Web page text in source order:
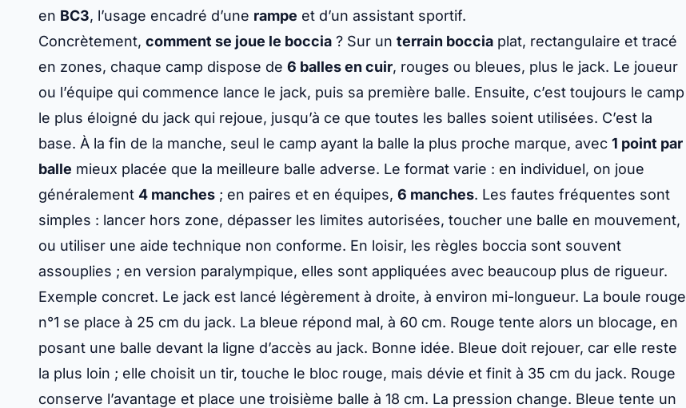
en BC3, l’usage encadré d’une rampe et d’un assistant sportif.
Concrètement, comment se joue le boccia ? Sur un terrain boccia plat, rectangulaire et tracé
en zones, chaque camp dispose de 6 balles en cuir, rouges ou bleues, plus le jack. Le joueur
ou l’équipe qui commence lance le jack, puis sa première balle. Ensuite, c’est toujours le camp
le plus éloigné du jack qui rejoue, jusqu’à ce que toutes les balles soient utilisées. C’est la
base. À la fin de la manche, seul le camp ayant la balle la plus proche marque, avec 1 point par
balle mieux placée que la meilleure balle adverse. Le format varie : en individuel, on joue
généralement 4 manches ; en paires et en équipes, 6 manches. Les fautes fréquentes sont
simples : lancer hors zone, dépasser les limites autorisées, toucher une balle en mouvement,
ou utiliser une aide technique non conforme. En loisir, les règles boccia sont souvent
assouplies ; en version paralympique, elles sont appliquées avec beaucoup plus de rigueur.
Exemple concret. Le jack est lancé légèrement à droite, à environ mi-longueur. La boule rouge
n°1 se place à 25 cm du jack. La bleue répond mal, à 60 cm. Rouge tente alors un blocage, en
posant une balle devant la ligne d’accès au jack. Bonne idée. Bleue doit rejouer, car elle reste
la plus loin ; elle choisit un tir, touche le bloc rouge, mais dévie et finit à 35 cm du jack. Rouge
conserve l’avantage et place une troisième balle à 18 cm. La pression change. Bleue tente un